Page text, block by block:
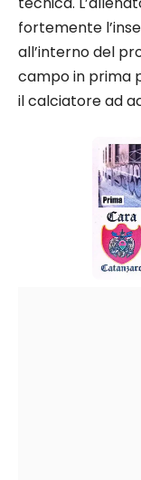
fortemente
all’interno del
campo in prima
il calciatore ad